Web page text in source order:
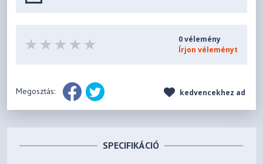
0 vélemény
Írjon véleményt
Megosztás: kedvencekhez ad
SPECIFIKÁCIÓ